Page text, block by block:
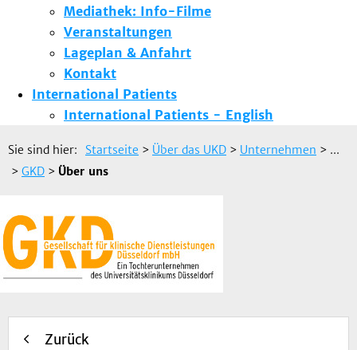
Mediathek: Info-Filme
Veranstaltungen
Lageplan & Anfahrt
Kontakt
International Patients
International Patients - English
Sie sind hier: Startseite > Über das UKD > Unternehmen > ...
> GKD > Über uns
Zurück